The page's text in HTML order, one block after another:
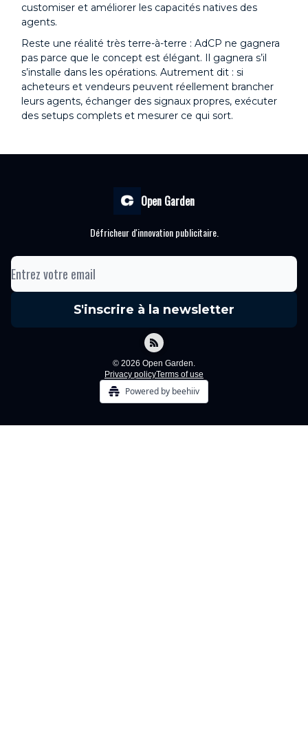
customiser et améliorer les capacités natives des
agents.
Reste une réalité très terre-à-terre : AdCP ne gagnera
pas parce que le concept est élégant. Il gagnera s’il
s’installe dans les opérations. Autrement dit : si
acheteurs et vendeurs peuvent réellement brancher
leurs agents, échanger des signaux propres, exécuter
des setups complets et mesurer ce qui sort.
Open Garden
Défricheur d'innovation publicitaire.
© 2026 Open Garden.
Privacy policyTerms of use
Powered by beehiiv